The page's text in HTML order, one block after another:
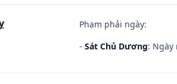
Phạm phải ngày:
- Sát Chủ Dương: Ngày